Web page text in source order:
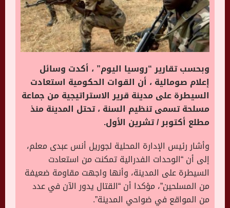
وبحسب تقارير “روسيا اليوم” ، أكدت وسائل
إعلام صومالية ، أن القوات الحكومية استعادت
السيطرة على مدينة قرير الاستراتيجية من جماعة
مسلحة تسمى تنظيم السنة ، تحتل المدينة منذ
مطلع أكتوبر / تشرين الأول.
وأشار رئيس الإدارة المحلية لجوريل أنس عبدى معلم،
إلى أن “الوحدات الفدرالية تمكنت من استعادت
السيطرة على المدينة، وأنها واجهت مقاومة ضعيفة
من المسلحين”، مؤكدا أن “القتال يدور الآن في عدد
من المواقع في ضواحي المدينة”.